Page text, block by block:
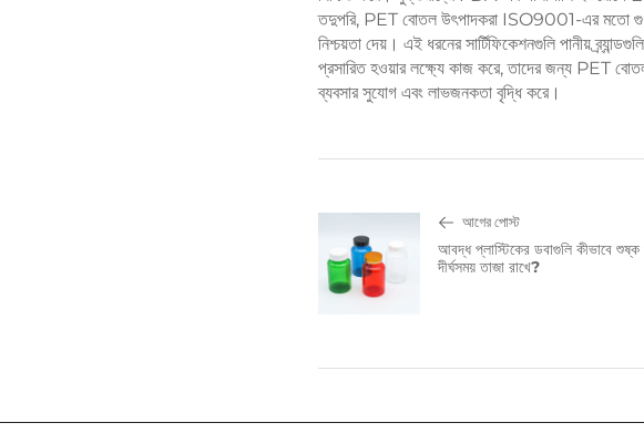
তদুপরি, PET বোতল উৎপাদকরা ISO9001-এর মতো
নিশ্চয়তা দেয়। এই ধরনের সার্টিফিকেশনগুলি পানীয়
প্রসারিত হওয়ার লক্ষ্যে কাজ করে, তাদের জন্য PET বোতল
ব্যবসার সুযোগ এবং লাভজনকতা বৃদ্ধি করে।
আগের পোস্ট
আবদ্ধ প্লাস্টিকের ডবাগুলি কীভাবে শুষ্ক
দীর্ঘসময় তাজা রাখে?